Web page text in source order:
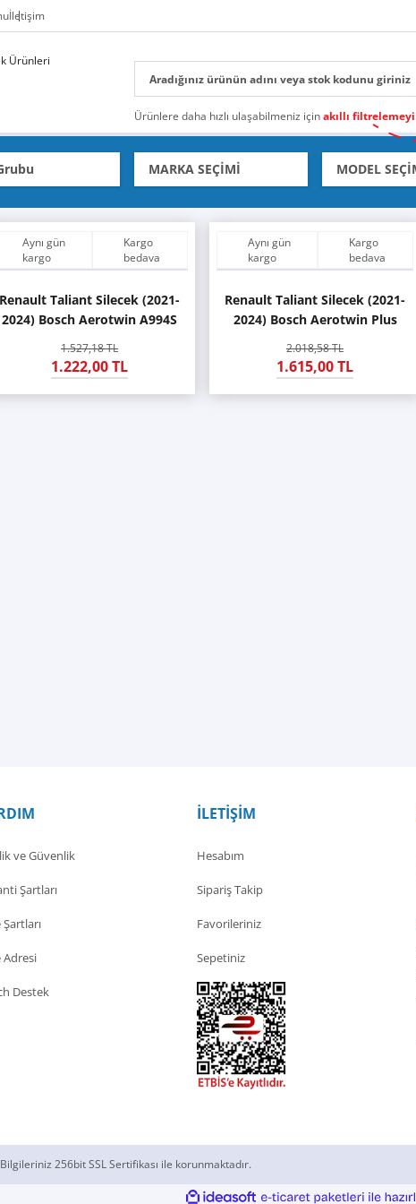
İletişim
Ürünlere daha hızlı ulaşabilmeniz içinakıllı filtrelemeyi
Aynı gün
kargo
Kargo
bedava
Renault Taliant Silecek (2021-
2024) Bosch Aerotwin A994S
1.527,18 TL
1.222,00 TL
Aynı gün
kargo
Kargo
bedava
Renault Taliant Silecek (2021-
2024) Bosch Aerotwin Plus
2.018,58 TL
1.615,00 TL
ve Güvenlik
Şartları
Adresi
Destek
İLETİŞİM
Hesabım
Sipariş Takip
Favorileriniz
Sepetiniz
256bit SSL Sertifikası ile korunmaktadır.
ideasoft e-